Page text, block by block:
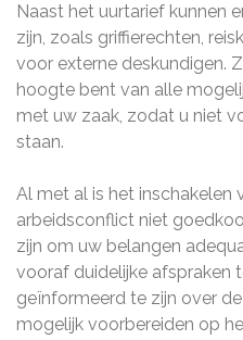
Naast het uurtarief kunnen
zijn, zoals griffierechten,
voor externe deskundigen.
hoogte bent van alle
met uw zaak, zodat u niet
staan.
Al met al is het inschakelen
arbeidsconflict niet
zijn om uw belangen
vooraf duidelijke afspraken
geïnformeerd te zijn over
mogelijk voorbereiden op